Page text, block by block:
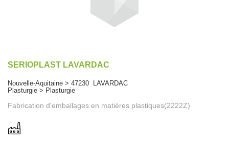
SERIOPLAST LAVARDAC
Nouvelle-Aquitaine > 47230 LAVARDAC
Plasturgie > Plasturgie
Fabrication d'emballages en matières plastiques(2222Z)